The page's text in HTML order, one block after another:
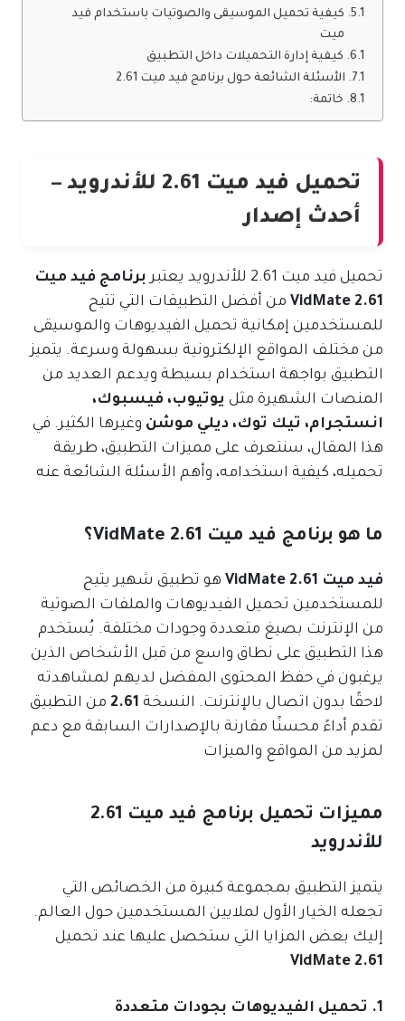
كيفية تحميل الموسيقى والصوتيات باستخدام فيد
ميت
كيفية إدارة التحميلات داخل التطبيق
الأسئلة الشائعة حول برنامج فيد ميت 2.61
خاتمة:
تحميل فيد ميت 2.61 للأندرويد –
أحدث إصدار
تحميل فيد ميت 2.61 للأندرويد يعتبر
برنامج فيد ميت
VidMate 2.61 من أفضل التطبيقات التي تتيح
للمستخدمين إمكانية تحميل الفيديوهات والموسيقى
من مختلف المواقع الإلكترونية بسهولة وسرعة. يتميز
التطبيق بواجهة استخدام بسيطة ويدعم العديد من
المنصات الشهيرة مثل يوتيوب، فيسبوك،
انستجرام، تيك توك، ديلي موشن وغيرها الكثير. في
هذا المقال، سنتعرف على مميزات التطبيق، طريقة
تحميله، كيفية استخدامه، وأهم الأسئلة الشائعة عنه
ما هو برنامج فيد ميت VidMate 2.61؟
فيد ميت VidMate 2.61
هو تطبيق شهير يتيح
للمستخدمين تحميل الفيديوهات والملفات الصوتية
من الإنترنت بصيغ متعددة وجودات مختلفة. يُستخدم
هذا التطبيق على نطاق واسع من قبل الأشخاص الذين
يرغبون في حفظ المحتوى المفضل لديهم لمشاهدته
لاحقًا بدون اتصال بالإنترنت. النسخة 2.61 من التطبيق
تقدم أداءً محسنًا مقارنة بالإصدارات السابقة مع دعم
لمزيد من المواقع والميزات
مميزات تحميل برنامج فيد ميت 2.61
للأندرويد
يتميز التطبيق بمجموعة كبيرة من الخصائص التي
تجعله الخيار الأول لملايين المستخدمين حول العالم.
إليك بعض المزايا التي ستحصل عليها عند تحميل
VidMate 2.61
1. تحميل الفيديوهات بجودات متعددة